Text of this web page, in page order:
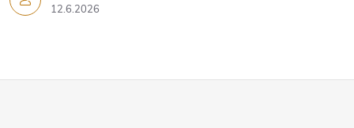
12.6.2026